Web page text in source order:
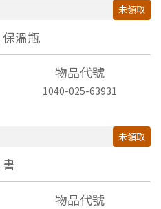
未領取
保溫瓶
物品代號
1040-025-63931
未領取
書
物品代號